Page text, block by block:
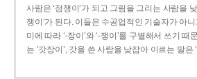
사람은 ‘점쟁이’가 되고 그림을 그리는 사람을
쟁이’가 된다. 이들은 수공업적인 기술자가 아
미에 따라 ‘-장이’와 ‘-쟁이’를 구별해서 쓰기
는 ‘갓장이’, 갓을 쓴 사람을 낮잡아 이르는 말은